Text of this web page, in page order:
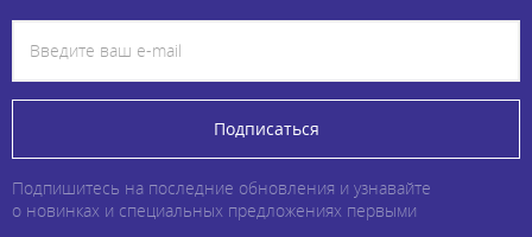
Подписаться
Подпишитесь на последние обновления и узнавайте
о новинках и специальных предложениях первыми